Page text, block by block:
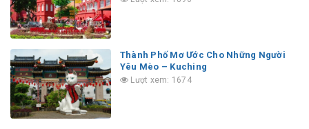
Thành Phố Mơ Ước Cho Những Người
Yêu Mèo – Kuching
Lượt xem: 1674